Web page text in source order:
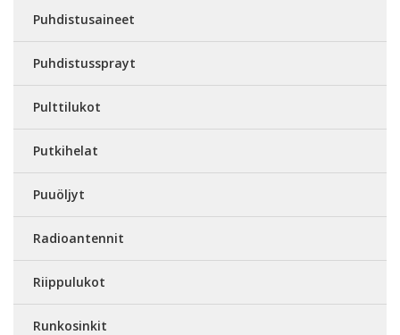
Puhdistusaineet
Puhdistussprayt
Pulttilukot
Putkihelat
Puuöljyt
Radioantennit
Riippulukot
Runkosinkit